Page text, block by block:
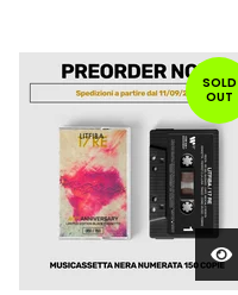
PRODOTTI
IN
PRIMO
PIANO
SOLD
OUT